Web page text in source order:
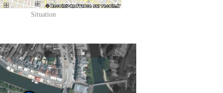
Situation